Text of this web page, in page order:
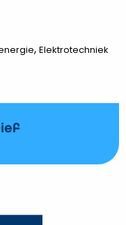
, Elektrotechniek